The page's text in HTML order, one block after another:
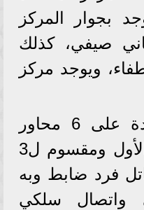
بجوار المركز
صيفي، كذلك
ويوجد مركز
وقد تم تنفيذ القاعدة على 6 محاور
رئيسية منها: المحور الأول ومقسوم ل3
يتسع ل300 مقاتل فرد ضابط وبه
واتصال سلكي